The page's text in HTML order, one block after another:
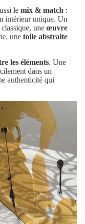
le mix & match :
intérieur unique. Un
une œuvre
une toile abstraite
les éléments. Une
dans un
authenticité qui